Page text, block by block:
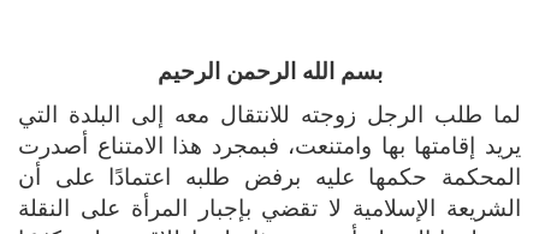
بسم الله الرحمن الرحيم
لما طلب الرجل زوجته للانتقال معه إلى البلدة التي
يريد إقامتها بها وامتنعت، فبمجرد هذا الامتناع أصدرت
المحكمة حكمها عليه برفض طلبه اعتمادًا على أن
الشريعة الإسلامية لا تقضي بإجبار المرأة على النقلة